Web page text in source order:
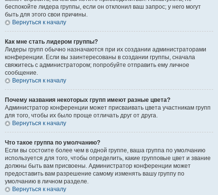
беспокойте лидера группы, если он отклонил ваш запрос; у него могут
быть для этого свои причины.
Вернуться к началу
Как мне стать лидером группы?
Лидеры групп обычно назначаются при их создании администраторами
конференции. Если вы заинтересованы в создании группы, сначала
свяжитесь с администратором; попробуйте отправить ему личное
сообщение.
Вернуться к началу
Почему названия некоторых групп имеют разные цвета?
Администратор конференции может присваивать цвета участникам групп
для того, чтобы их было проще отличать друг от друга.
Вернуться к началу
Что такое группа по умолчанию?
Если вы состоите более чем в одной группе, ваша группа по умолчанию
используется для того, чтобы определить, какие групповые цвет и звание
должны быть вам присвоены. Администратор конференции может
предоставить вам разрешение самому изменять вашу группу по
умолчанию в личном разделе.
Вернуться к началу